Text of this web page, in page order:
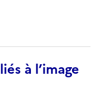
à l’image